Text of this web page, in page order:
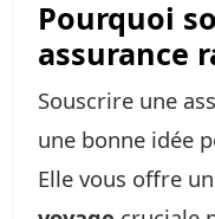
Pourquoi
assurance
Souscrire une
une bonne idée
Elle vous offre